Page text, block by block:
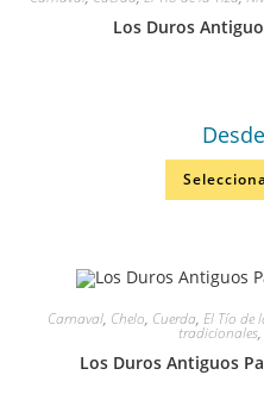
Los Duros
Carnaval, Chelo, Cuerda, El Tío de
tradicionales,
Los Duros Antiguos